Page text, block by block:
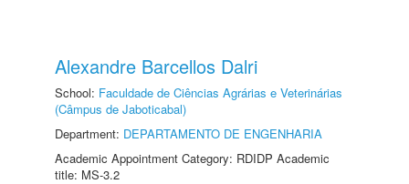
Alexandre Barcellos Dalri
School: Faculdade de Ciências Agrárias e Veterinárias
(Câmpus de Jaboticabal)
Department: DEPARTAMENTO DE ENGENHARIA
Academic Appointment Category: RDIDP Academic
title: MS-3.2